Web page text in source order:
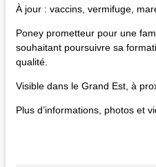
À jour : vaccins, vermifuge,
Poney prometteur pour une
souhaitant poursuivre sa
qualité.
Visible dans le Grand Est, à
Plus d’informations, photos et